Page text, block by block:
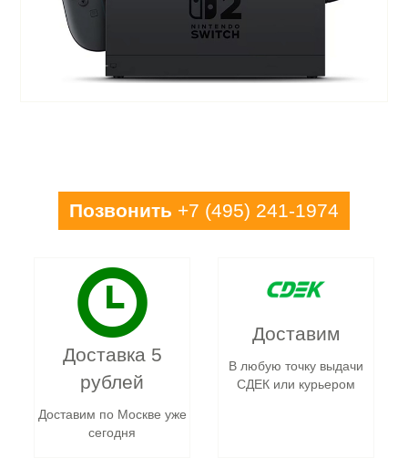
Позвонить +7 (495) 241-1974
Доставка 5
рублей
Доставим по Москве уже
сегодня
Доставим
В любую точку выдачи
СДЕК или курьером